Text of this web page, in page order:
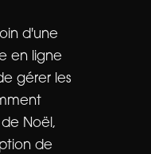
d'une
en ligne
gérer les
Noël,
de